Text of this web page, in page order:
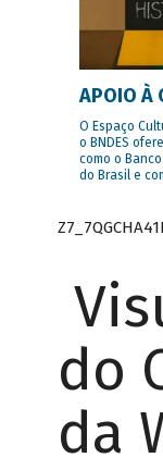
APOIO À
O Espaço
o BNDES
como o
do Brasil e
do
da